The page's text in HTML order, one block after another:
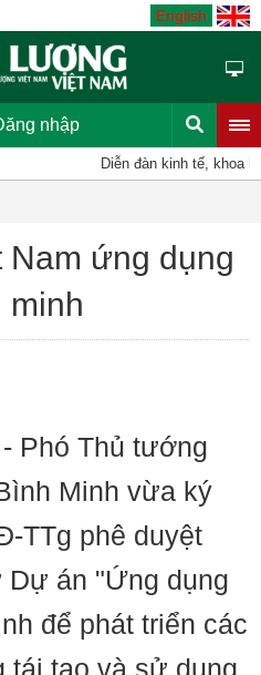
English
nhập
Diễn đàn kinh tế, khoa
ứng dụng
minh
- Phó Thủ tướng
Minh vừa ký
TTg phê duyệt
án "Ứng dụng
để phát triển các
tái tạo và sử dụng